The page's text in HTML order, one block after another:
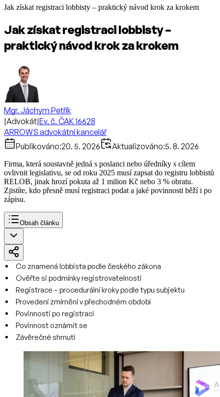
Jak získat registraci lobbisty – praktický návod krok za krokem
Jak získat registraci lobbisty –
praktický návod krok za krokem
Mgr. Jáchym Petřík
|Advokát|Ev. č. ČAK 16628
ARROWS advokátní kancelář
Publikováno:20. 5. 2026 Aktualizováno:5. 8. 2026
Firma, která soustavně jedná s poslanci nebo úředníky s cílem
ovlivnit legislativu, se od roku 2025 musí zapsat do registru lobbistů
RELOB, jinak hrozí pokuta až 1 milion Kč nebo 3 % obratu.
Zjistíte, kdo přesně musí registraci podat a jaké povinnosti běží i po
zápisu.
Obsah článku
Co znamená lobbista podle českého zákona
Ověřte si podmínky registrovatelnosti
Registrace – procedurální kroky podle typu subjektu
Provedení zmírnění v přechodném období
Povinnosti po registraci
Povinnost oznámit se
Závěrečné shrnutí